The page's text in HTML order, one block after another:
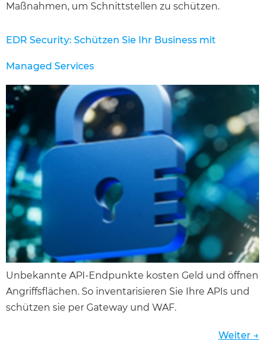
Maßnahmen, um Schnittstellen zu schützen.
EDR Security: Schützen Sie Ihr Business mit
Managed Services
Unbekannte API-Endpunkte kosten Geld und öffnen
Angriffsflächen. So inventarisieren Sie Ihre APIs und
schützen sie per Gateway und WAF.
Weiter →